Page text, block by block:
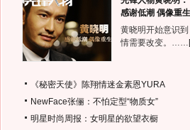
感谢低潮 偶像重生
黄晓明开始意识
情需要改变。……
《秘密天使》陈翔情迷金素恩YURA
NewFace张俪：不怕定型“物质女”
明星时尚周报：女明星的欲望衣橱